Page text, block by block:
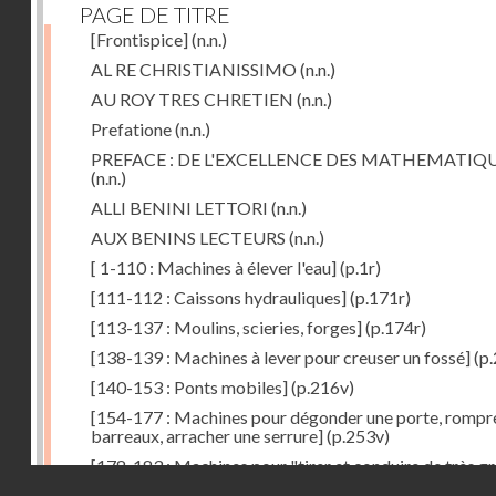
PAGE DE TITRE
[Frontispice](n.n.)
AL RE CHRISTIANISSIMO (n.n.)
AU ROY TRES CHRETIEN (n.n.)
Prefatione(n.n.)
PREFACE : DE L'EXCELLENCE DES
(n.n.)
ALLI BENINI LETTORI (n.n.)
AUX BENINS LECTEURS (n.n.)
[ 1-110 : Machines à élever l'eau](p.1r)
[111-112 : Caissons hydrauliques](p.171r)
[113-137 : Moulins, scieries, forges](p.174r)
[138-139 : Machines à lever pour creuser un fossé]
[140-153 : Ponts mobiles](p.216v)
[154-177 : Machines pour dégonder une porte,
barreaux, arracher une serrure](p.253v)
[178-183 : Machines pour "tirer et conduire de très